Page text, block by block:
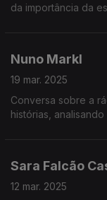
da importância da
Nuno Markl
19 mar. 2025
Conversa sobre a
histórias,
Sara Falcão
12 mar. 2025